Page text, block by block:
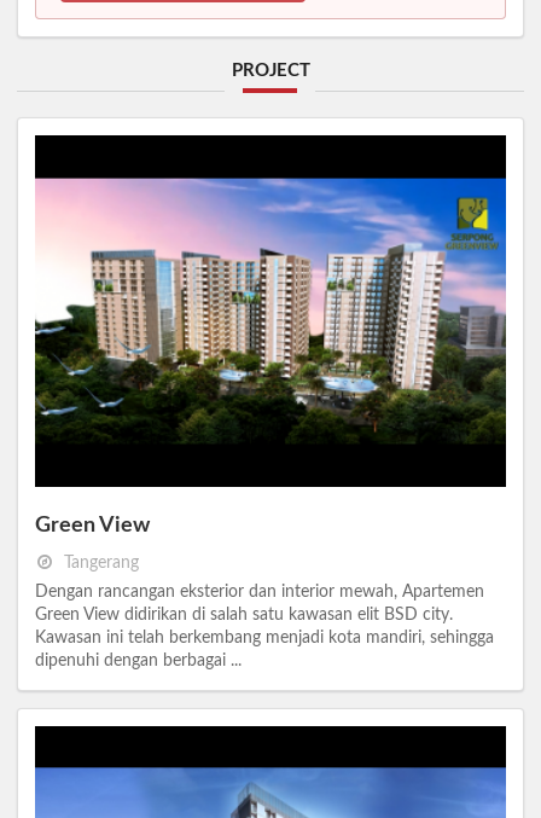
PROJECT
Green View
Tangerang
Dengan rancangan eksterior dan interior mewah, Apartemen
Green View didirikan di salah satu kawasan elit BSD city.
Kawasan ini telah berkembang menjadi kota mandiri, sehingga
dipenuhi dengan berbagai ...